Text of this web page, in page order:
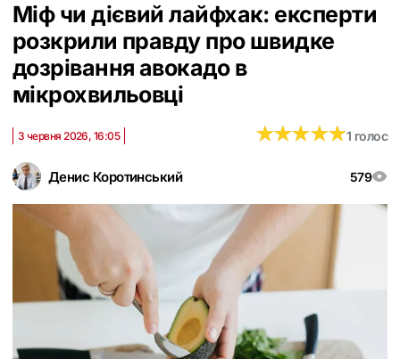
Міф чи дієвий лайфхак: експерти
розкрили правду про швидке
дозрівання авокадо в
мікрохвильовці
Денис Коротинський 579
3 червня 2026, 16:05 ★★★★★
★★★★★1 голос